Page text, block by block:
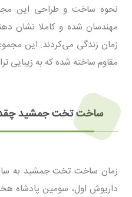
نحوه ساخت و طراحی این
مهندسان شده و کاملا نشان
زمان زندگی می‌کردند. این
مقاوم ساخته شده که به زیبایی
ساخت تخت جمشید
داریوش اول، سومین پادشاه